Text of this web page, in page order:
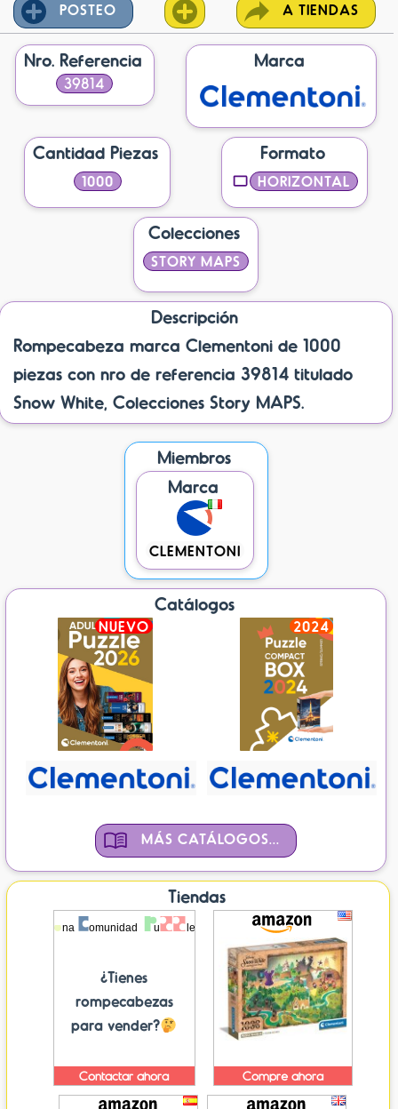
POSTEO A TIENDAS
Nro. Referencia
39814
Marca
Cantidad Piezas
1000
Formato
HORIZONTAL
Colecciones
STORY MAPS
Descripción
Rompecabeza marca Clementoni de 1000
piezas con nro de referencia 39814 titulado
Snow White, Colecciones Story MAPS.
Miembros
Marca
CLEMENTONI
Catálogos
NUEVO 2024
MÁS CATÁLOGOS...
Tiendas
¿Tienes
rompecabezas
para vender?
Contactar ahora Compre ahora